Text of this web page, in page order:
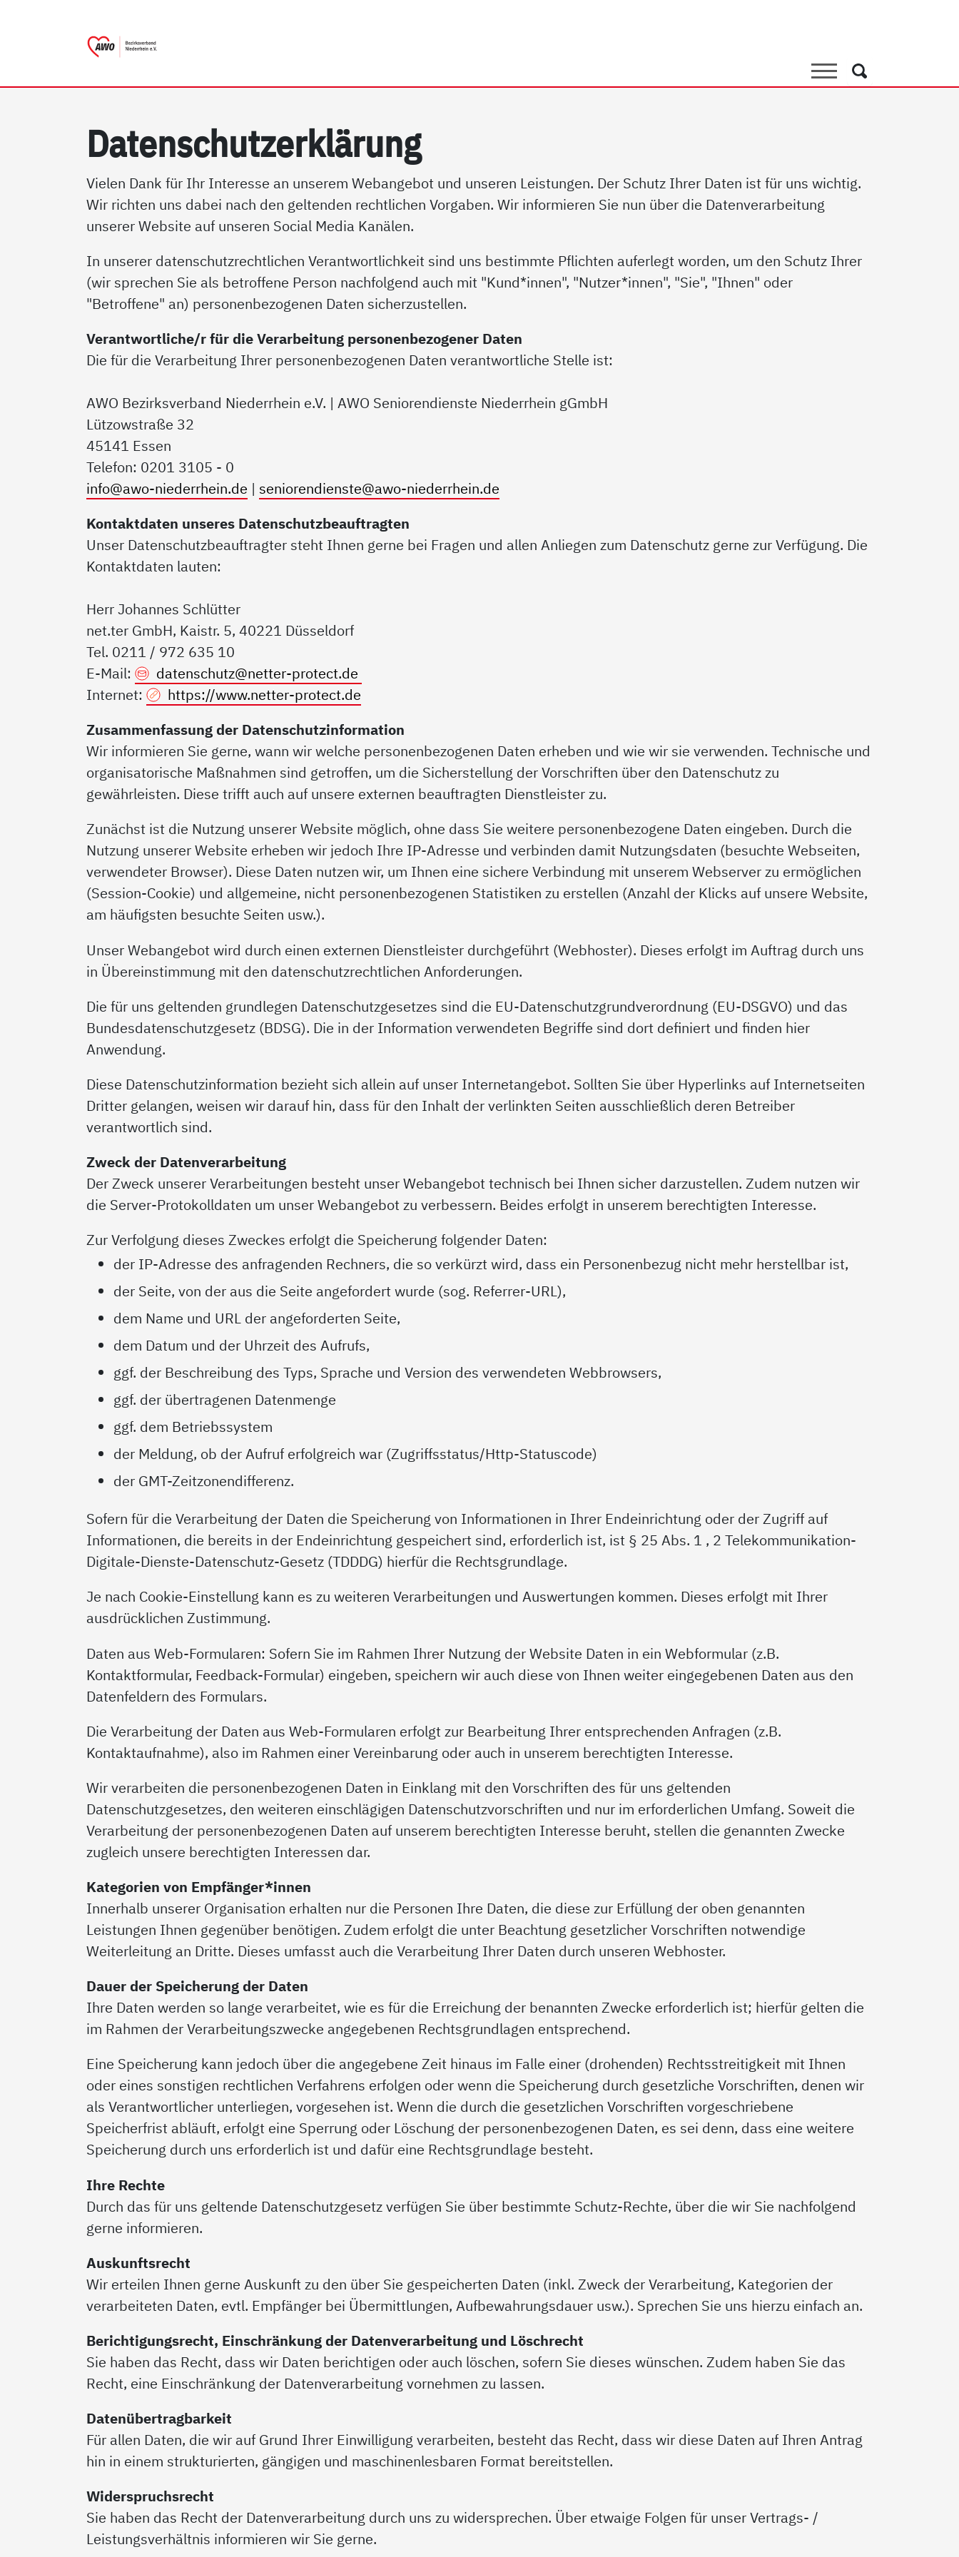
Suche
Suche
Da­ten­schutz­er­klär­ung
Vielen Dank für Ihr Interesse an unserem Webangebot und unseren Leistungen. Der Schutz Ihrer Daten ist für uns wichtig.
Wir richten uns dabei nach den geltenden rechtlichen Vorgaben. Wir informieren Sie nun über die Datenverarbeitung
unserer Website auf unseren Social Media Kanälen.
In unserer datenschutzrechtlichen Verantwortlichkeit sind uns bestimmte Pflichten auferlegt worden, um den Schutz Ihrer
(wir sprechen Sie als betroffene Person nachfolgend auch mit "Kund*innen", "Nutzer*innen", "Sie", "Ihnen" oder
"Betroffene" an) personenbezogenen Daten sicherzustellen.
Verantwortliche/r für die Verarbeitung personenbezogener Daten
Die für die Verarbeitung Ihrer personenbezogenen Daten verantwortliche Stelle ist:
AWO Bezirksverband Niederrhein e.V. | AWO Seniorendienste Niederrhein gGmbH
Lützowstraße 32
45141 Essen
Telefon: 0201 3105 - 0
info@awo-niederrhein.de | seniorendienste@awo-niederrhein.de
Kontaktdaten unseres Datenschutzbeauftragten
Unser Datenschutzbeauftragter steht Ihnen gerne bei Fragen und allen Anliegen zum Datenschutz gerne zur Verfügung. Die
Kontaktdaten lauten:
Herr Johannes Schlütter
net.ter GmbH, Kaistr. 5, 40221 Düsseldorf
Tel. 0211 / 972 635 10
E-Mail:
datenschutz@netter-protect.de
Internet:
https://www.netter-protect.de
Zusammenfassung der Datenschutzinformation
Wir informieren Sie gerne, wann wir welche personenbezogenen Daten erheben und wie wir sie verwenden. Technische und
organisatorische Maßnahmen sind getroffen, um die Sicherstellung der Vorschriften über den Datenschutz zu
gewährleisten. Diese trifft auch auf unsere externen beauftragten Dienstleister zu.
Zunächst ist die Nutzung unserer Website möglich, ohne dass Sie weitere personenbezogene Daten eingeben. Durch die
Nutzung unserer Website erheben wir jedoch Ihre IP-Adresse und verbinden damit Nutzungsdaten (besuchte Webseiten,
verwendeter Browser). Diese Daten nutzen wir, um Ihnen eine sichere Verbindung mit unserem Webserver zu ermöglichen
(Session-Cookie) und allgemeine, nicht personenbezogenen Statistiken zu erstellen (Anzahl der Klicks auf unsere Website,
am häufigsten besuchte Seiten usw.).
Unser Webangebot wird durch einen externen Dienstleister durchgeführt (Webhoster). Dieses erfolgt im Auftrag durch uns
in Übereinstimmung mit den datenschutzrechtlichen Anforderungen.
Die für uns geltenden grundlegen Datenschutzgesetzes sind die EU-Datenschutzgrundverordnung (EU-DSGVO) und das
Bundesdatenschutzgesetz (BDSG). Die in der Information verwendeten Begriffe sind dort definiert und finden hier
Anwendung.
Diese Datenschutzinformation bezieht sich allein auf unser Internetangebot. Sollten Sie über Hyperlinks auf Internetseiten
Dritter gelangen, weisen wir darauf hin, dass für den Inhalt der verlinkten Seiten ausschließlich deren Betreiber
verantwortlich sind.
Zweck der Datenverarbeitung
Der Zweck unserer Verarbeitungen besteht unser Webangebot technisch bei Ihnen sicher darzustellen. Zudem nutzen wir
die Server-Protokolldaten um unser Webangebot zu verbessern. Beides erfolgt in unserem berechtigten Interesse.
Zur Verfolgung dieses Zweckes erfolgt die Speicherung folgender Daten:
der IP-Adresse des anfragenden Rechners, die so verkürzt wird, dass ein Personenbezug nicht mehr herstellbar ist,
der Seite, von der aus die Seite angefordert wurde (sog. Referrer-URL),
dem Name und URL der angeforderten Seite,
dem Datum und der Uhrzeit des Aufrufs,
ggf. der Beschreibung des Typs, Sprache und Version des verwendeten Webbrowsers,
ggf. der übertragenen Datenmenge
ggf. dem Betriebssystem
der Meldung, ob der Aufruf erfolgreich war (Zugriffsstatus/Http-Statuscode)
der GMT-Zeitzonendifferenz.
Sofern für die Verarbeitung der Daten die Speicherung von Informationen in Ihrer Endeinrichtung oder der Zugriff auf
Informationen, die bereits in der Endeinrichtung gespeichert sind, erforderlich ist, ist § 25 Abs. 1 , 2 Telekommunikation-
Digitale-Dienste-Datenschutz-Gesetz (TDDDG) hierfür die Rechtsgrundlage.
Je nach Cookie-Einstellung kann es zu weiteren Verarbeitungen und Auswertungen kommen. Dieses erfolgt mit Ihrer
ausdrücklichen Zustimmung.
Daten aus Web-Formularen: Sofern Sie im Rahmen Ihrer Nutzung der Website Daten in ein Webformular (z.B.
Kontaktformular, Feedback-Formular) eingeben, speichern wir auch diese von Ihnen weiter eingegebenen Daten aus den
Datenfeldern des Formulars.
Die Verarbeitung der Daten aus Web-Formularen erfolgt zur Bearbeitung Ihrer entsprechenden Anfragen (z.B.
Kontaktaufnahme), also im Rahmen einer Vereinbarung oder auch in unserem berechtigten Interesse.
Wir verarbeiten die personenbezogenen Daten in Einklang mit den Vorschriften des für uns geltenden
Datenschutzgesetzes, den weiteren einschlägigen Datenschutzvorschriften und nur im erforderlichen Umfang. Soweit die
Verarbeitung der personenbezogenen Daten auf unserem berechtigten Interesse beruht, stellen die genannten Zwecke
zugleich unsere berechtigten Interessen dar.
Kategorien von Empfänger*innen
Innerhalb unserer Organisation erhalten nur die Personen Ihre Daten, die diese zur Erfüllung der oben genannten
Leistungen Ihnen gegenüber benötigen. Zudem erfolgt die unter Beachtung gesetzlicher Vorschriften notwendige
Weiterleitung an Dritte. Dieses umfasst auch die Verarbeitung Ihrer Daten durch unseren Webhoster.
Dauer der Speicherung der Daten
Ihre Daten werden so lange verarbeitet, wie es für die Erreichung der benannten Zwecke erforderlich ist; hierfür gelten die
im Rahmen der Verarbeitungszwecke angegebenen Rechtsgrundlagen entsprechend.
Eine Speicherung kann jedoch über die angegebene Zeit hinaus im Falle einer (drohenden) Rechtsstreitigkeit mit Ihnen
oder eines sonstigen rechtlichen Verfahrens erfolgen oder wenn die Speicherung durch gesetzliche Vorschriften, denen wir
als Verantwortlicher unterliegen, vorgesehen ist. Wenn die durch die gesetzlichen Vorschriften vorgeschriebene
Speicherfrist abläuft, erfolgt eine Sperrung oder Löschung der personenbezogenen Daten, es sei denn, dass eine weitere
Speicherung durch uns erforderlich ist und dafür eine Rechtsgrundlage besteht.
Ihre Rechte
Durch das für uns geltende Datenschutzgesetz verfügen Sie über bestimmte Schutz-Rechte, über die wir Sie nachfolgend
gerne informieren.
Auskunftsrecht
Wir erteilen Ihnen gerne Auskunft zu den über Sie gespeicherten Daten (inkl. Zweck der Verarbeitung, Kategorien der
verarbeiteten Daten, evtl. Empfänger bei Übermittlungen, Aufbewahrungsdauer usw.). Sprechen Sie uns hierzu einfach an.
Berichtigungsrecht, Einschränkung der Datenverarbeitung und Löschrecht
Sie haben das Recht, dass wir Daten berichtigen oder auch löschen, sofern Sie dieses wünschen. Zudem haben Sie das
Recht, eine Einschränkung der Datenverarbeitung vornehmen zu lassen.
Datenübertragbarkeit
Für allen Daten, die wir auf Grund Ihrer Einwilligung verarbeiten, besteht das Recht, dass wir diese Daten auf Ihren Antrag
hin in einem strukturierten, gängigen und maschinenlesbaren Format bereitstellen.
Widerspruchsrecht
Sie haben das Recht der Datenverarbeitung durch uns zu widersprechen. Über etwaige Folgen für unser Vertrags- /
Leistungsverhältnis informieren wir Sie gerne.